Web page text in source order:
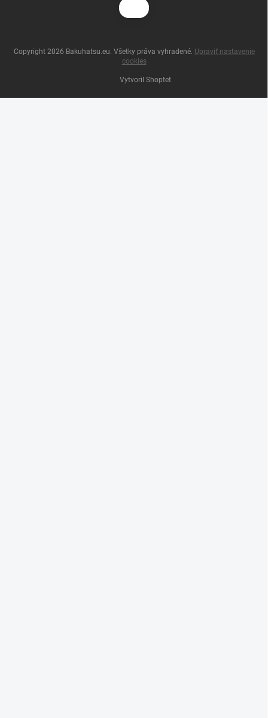
Vytvoril Shoptet
Copyright 2026 Bakuhatsu.eu. Všetky práva vyhradené. Upraviť nastavenie
cookies